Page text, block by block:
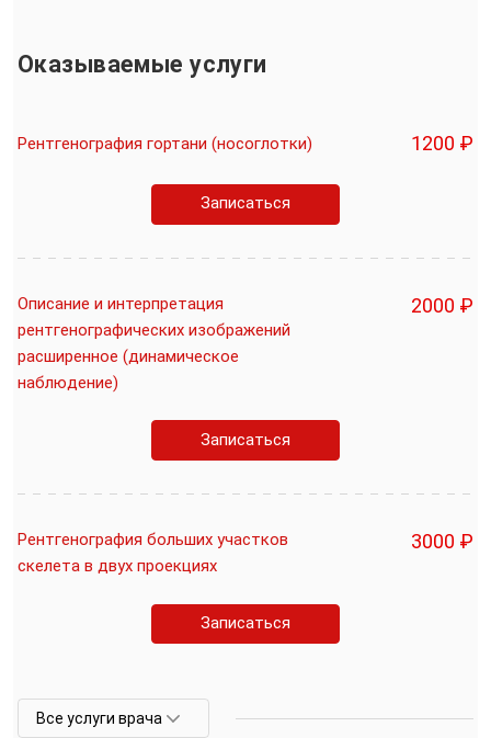
Оказываемые услуги
Рентгенография гортани (носоглотки) 1200 ₽
Записаться
Описание и интерпретация
рентгенографических изображений
расширенное (динамическое
наблюдение)
2000 ₽
Записаться
Рентгенография больших участков
скелета в двух проекциях
3000 ₽
Записаться
Все услуги врача